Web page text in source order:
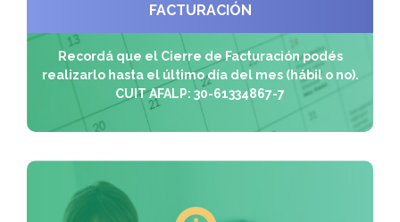
FACTURACIÓN
Recordá que el Cierre de Facturación podés
realizarlo hasta el último día del mes (hábil o no).
CUIT AFALP: 30-61334867-7